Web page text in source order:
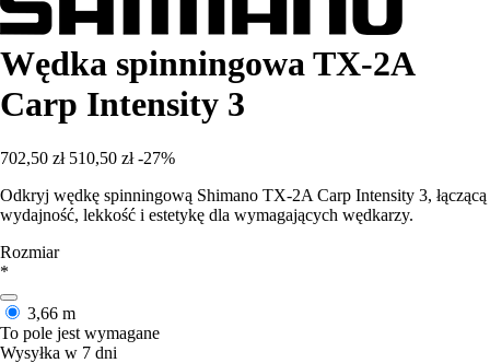
Wędka spinningowa TX-2A
Carp Intensity 3
702,50 zł 510,50 zł -27%
Odkryj wędkę spinningową Shimano TX-2A Carp Intensity 3, łączącą
wydajność, lekkość i estetykę dla wymagających wędkarzy.
Rozmiar
*
3,66 m
To pole jest wymagane
Wysyłka w 7 dni